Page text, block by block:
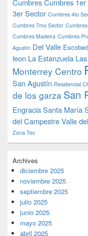
CumbresCumbres
3er Sector Cumbres 4to
Cumbres 7mo Sector
Cumbres Madeira Cumbres
Agustín Del Valle
leon La Estanzuela
Monterrey Centro
San Agustín Residencial
de los garza San
EngraciaSanta María
del CampestreValle
Zona Tec
Archives
diciembre 2025
noviembre 2025
septiembre 2025
julio 2025
junio 2025
mayo 2025
abril 2025